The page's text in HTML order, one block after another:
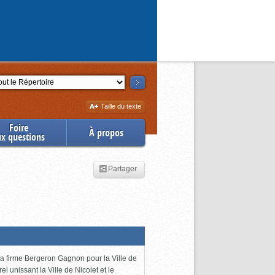
Augmenter
la
Taille du texte
Foire
questions À propos
Partager
firme Bergeron Gagnon pour la Ville de
unissant la Ville de Nicolet et le